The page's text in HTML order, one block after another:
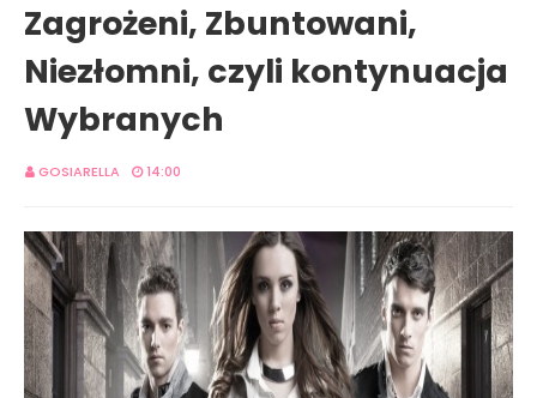
Zagrożeni, Zbuntowani,
Niezłomni, czyli kontynuacja
Wybranych
GOSIARELLA 14:00